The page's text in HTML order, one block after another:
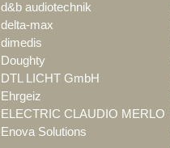
d&b audiotechnik
delta-max
dimedis
Doughty
DTL LICHT GmbH
Ehrgeiz
ELECTRIC CLAUDIO MERLO
Enova Solutions